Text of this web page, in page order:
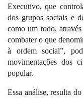
Executivo, que
dos grupos sociais e
como um todo,
combater o que
à ordem social”,
movimentações dos
popular.
Essa análise, resulta